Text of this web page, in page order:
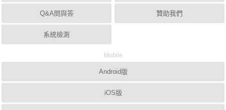
Q&A問與答
系統檢測
贊助我們
Mobile
Android版
iOS版